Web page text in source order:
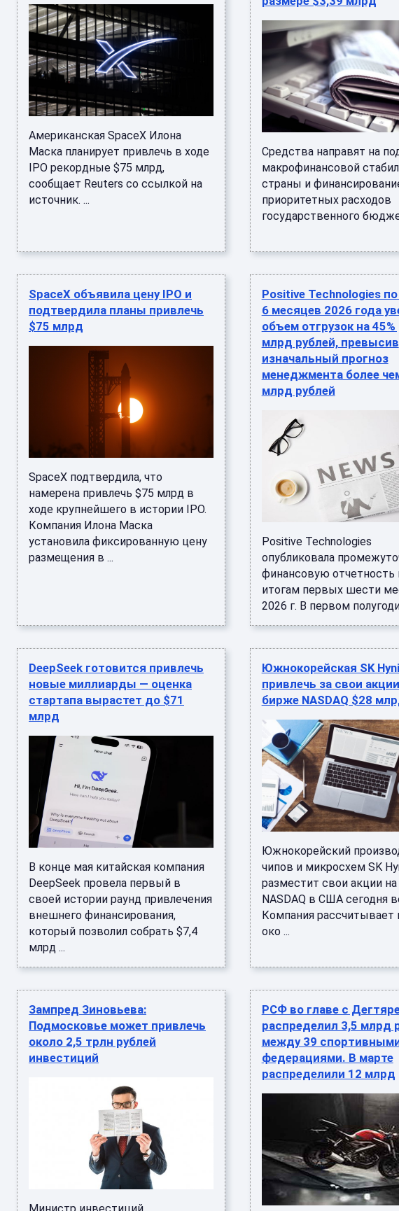
Американская SpaceX Илона
Маска планирует привлечь в ходе
IPO рекордные $75 млрд,
сообщает Reuters со ссылкой на
источник. ...
Средства направят на
макрофинансовой
страны и
приоритетных расходов
государственного
SpaceX объявила цену IPO и
подтвердила планы привлечь
$75 млрд
SpaceX подтвердила, что
намерена привлечь $75 млрд в
ходе крупнейшего в истории IPO.
Компания Илона Маска
установила фиксированную цену
размещения в ...
Positive Technologies
6 месяцев 2026 года
объем отгрузок на
млрд рублей, превысив
изначальный прогноз
менеджмента более
млрд рублей
Positive Technologies
опубликовала
финансовую отчетность
итогам первых шести
2026 г. В первом
DeepSeek готовится привлечь
новые миллиарды — оценка
стартапа вырастет до $71
млрд
В конце мая китайская компания
DeepSeek провела первый в
своей истории раунд привлечения
внешнего финансирования,
который позволил собрать $7,4
млрд ...
Южнокорейская SK
привлечь за свои
бирже NASDAQ $28
Южнокорейский
чипов и микросхем SK
разместит свои акции
NASDAQ в США сегодня
Компания рассчитывает
око ...
Зампред Зиновьева:
Подмосковье может привлечь
около 2,5 трлн рублей
инвестиций
РСФ во главе с
распределил 3,5 млрд
между 39
федерациями. В марте
распределили 12 млрд